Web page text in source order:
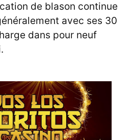
de blason continue
avec ses 30
dans pour neuf